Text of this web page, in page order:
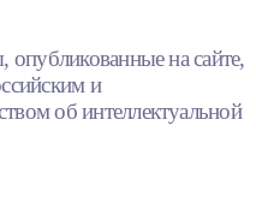
на сайте,
и
об интеллектуальной